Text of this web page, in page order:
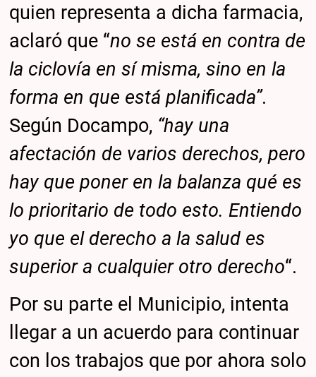
quien representa a dicha farmacia,
aclaró que “no se está en contra de
la ciclovía en sí misma, sino en la
forma en que está planificada”.
Según Docampo, “hay una
afectación de varios derechos, pero
hay que poner en la balanza qué es
lo prioritario de todo esto. Entiendo
yo que el derecho a la salud es
superior a cualquier otro derecho“.
Por su parte el Municipio, intenta
llegar a un acuerdo para continuar
con los trabajos que por ahora solo